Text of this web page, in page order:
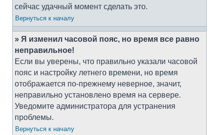
сейчас удачный момент сделать это.
Вернуться к началу
» Я изменил часовой пояс, но время все равно
неправильное!
Если вы уверены, что правильно указали часовой
пояс и настройку летнего времени, но время
отображается по-прежнему неверное, значит,
неправильно установлено время на сервере.
Уведомите администратора для устранения
проблемы.
Вернуться к началу